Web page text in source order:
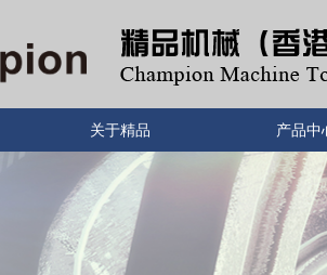
关于精品 产品中